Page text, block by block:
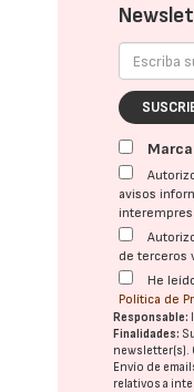
avisos
de terceros
He
Política de
Responsable:
Finalidades:
newsletter(s).
Envío de
relativos a